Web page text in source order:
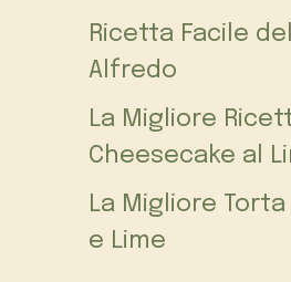
Ricetta Facile
Alfredo
La Migliore
Cheesecake al
La Migliore
e Lime